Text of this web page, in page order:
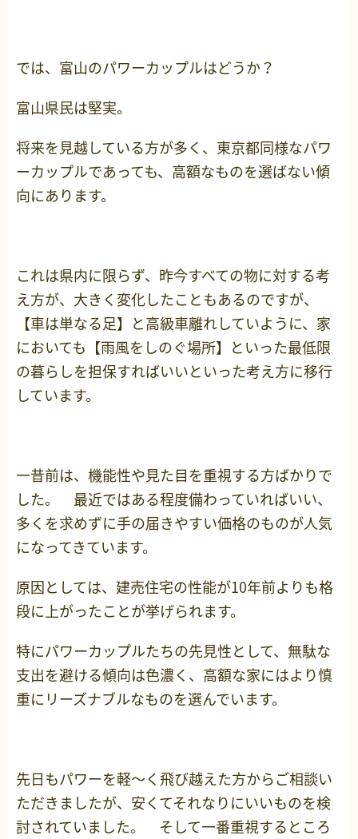
では、富山のパワーカップルはどうか？
富山県民は堅実。
将来を見越している方が多く、東京都同様なパワ
ーカップルであっても、高額なものを選ばない傾
向にあります。
これは県内に限らず、昨今すべての物に対する考
え方が、大きく変化したこともあるのですが、
【車は単なる足】と高級車離れしていように、家
においても【雨風をしのぐ場所】といった最低限
の暮らしを担保すればいいといった考え方に移行
しています。
一昔前は、機能性や見た目を重視する方ばかりで
した。 最近ではある程度備わっていればいい、
多くを求めずに手の届きやすい価格のものが人気
になってきています。
原因としては、建売住宅の性能が10年前よりも格
段に上がったことが挙げられます。
特にパワーカップルたちの先見性として、無駄な
支出を避ける傾向は色濃く、高額な家にはより慎
重にリーズナブルなものを選んでいます。
先日もパワーを軽～く飛び越えた方からご相談い
ただきましたが、安くてそれなりにいいものを検
討されていました。 そして一番重視するところ